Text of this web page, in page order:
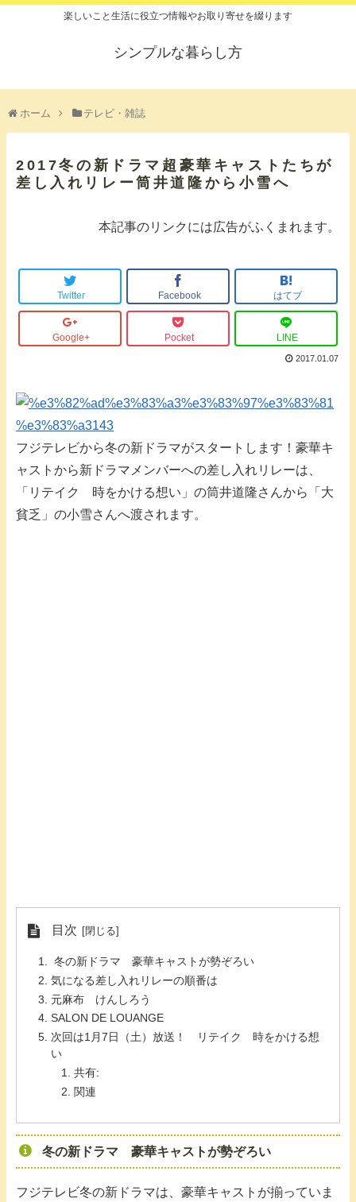
楽しいこと生活に役立つ情報やお取り寄せを綴ります
シンプルな暮らし方
ホーム テレビ・雑誌
2017冬の新ドラマ超豪華キャストたちが
差し入れリレー筒井道隆から小雪へ
本記事のリンクには広告がふくまれます。
Twitter Facebook はてブ
Google+ Pocket LINE
2017.01.07
フジテレビから冬の新ドラマがスタートします！豪華キ
ャストから新ドラマメンバーへの差し入れリレーは、
「リテイク 時をかける想い」の筒井道隆さんから「大
貧乏」の小雪さんへ渡されます。
目次
冬の新ドラマ 豪華キャストが勢ぞろい
気になる差し入れリレーの順番は
元麻布 けんしろう
SALON DE LOUANGE
次回は1月7日（土）放送！ リテイク 時をかける想
い
共有:
関連
冬の新ドラマ 豪華キャストが勢ぞろい
フジテレビ冬の新ドラマは、豪華キャストが揃っていま